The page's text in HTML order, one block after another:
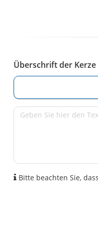
Überschrift der Kerze
Bitte beachten Sie,